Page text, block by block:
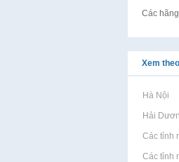
Các
Xem
Rao vặt tại Hà Nội
Rao vặt tại Hải
Rao vặt tại Các tỉnh
Rao vặt tại Các tỉnh